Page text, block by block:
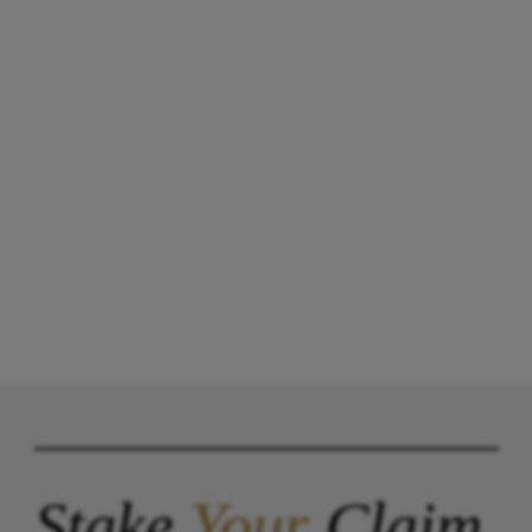
del trabajo, podría haber estado